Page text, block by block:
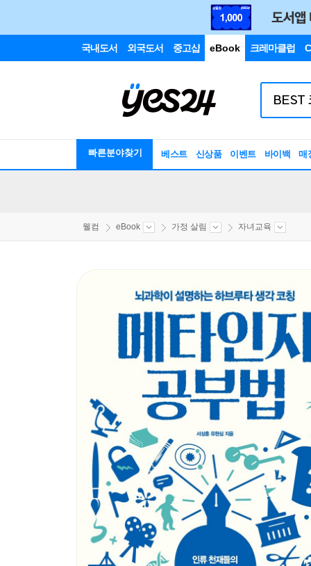
국내도서 외국도서 중고샵 eBook 크레마클럽
빠른분야찾기 베스트 신상품 이벤트 바이백 매
웰컴 eBook 가정 살림 자녀교육